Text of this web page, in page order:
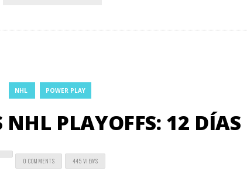
NHL POWER PLAY
PLAYOFFS: 12 DÍAS
0 COMMENTS 445 VIEWS